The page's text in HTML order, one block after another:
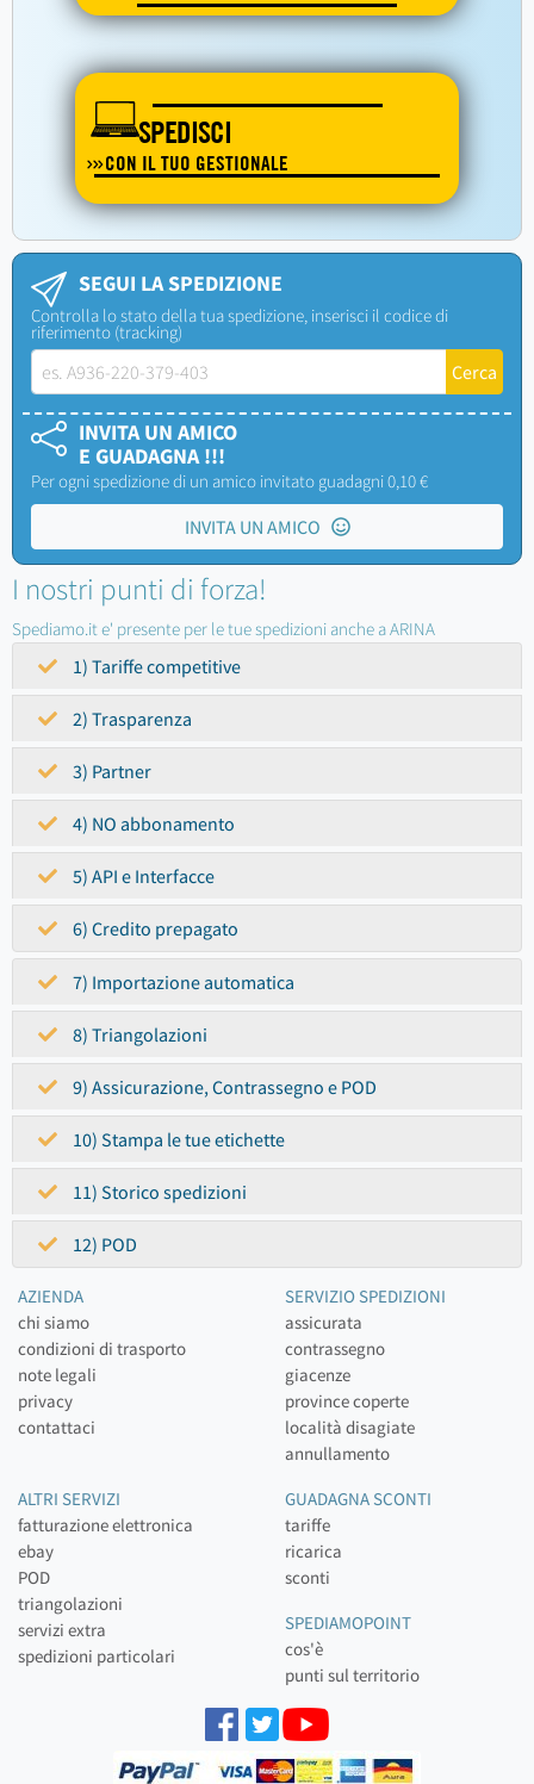
SPEDISCI
CON IL TUO GESTIONALE
SEGUI LA SPEDIZIONE
Controlla lo stato della tua spedizione, inserisci il codice di
riferimento (tracking)
INVITA UN AMICO
E GUADAGNA !!!
Per ogni spedizione di un amico invitato guadagni 0,10 €
INVITA UN AMICO
I nostri punti di forza!
Spediamo.it e' presente per le tue spedizioni anche a ARINA
1) Tariffe competitive
2) Trasparenza
3) Partner
4) NO abbonamento
5) API e Interfacce
6) Credito prepagato
7) Importazione automatica
8) Triangolazioni
9) Assicurazione, Contrassegno e POD
10) Stampa le tue etichette
11) Storico spedizioni
12) POD
AZIENDA
chi siamo
condizioni di trasporto
note legali
privacy
contattaci
SERVIZIO SPEDIZIONI
assicurata
contrassegno
giacenze
province coperte
località disagiate
annullamento
ALTRI SERVIZI
fatturazione elettronica
ebay
POD
triangolazioni
servizi extra
spedizioni particolari
GUADAGNA SCONTI
tariffe
ricarica
sconti
SPEDIAMOPOINT
cos'è
punti sul territorio